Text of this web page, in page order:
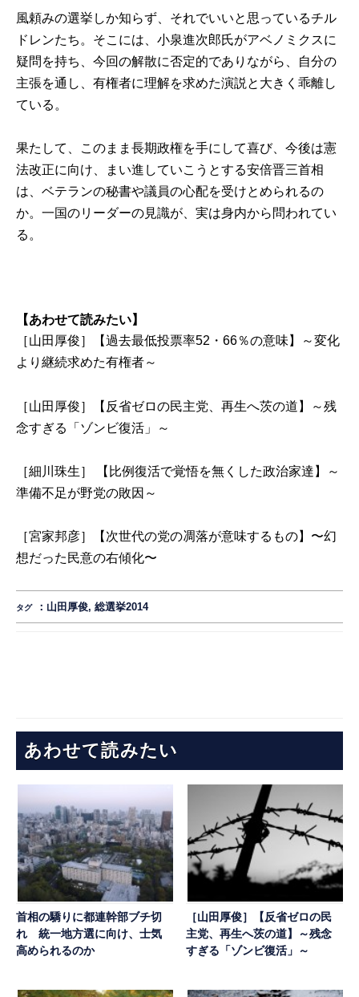
風頼みの選挙しか知らず、それでいいと思っているチル
ドレンたち。そこには、小泉進次郎氏がアベノミクスに
疑問を持ち、今回の解散に否定的でありながら、自分の
主張を通し、有権者に理解を求めた演説と大きく乖離し
ている。
果たして、このまま長期政権を手にして喜び、今後は憲
法改正に向け、まい進していこうとする安倍晋三首相
は、ベテランの秘書や議員の心配を受けとめられるの
か。一国のリーダーの見識が、実は身内から問われてい
る。
【あわせて読みたい】
［山田厚俊］【過去最低投票率52・66％の意味】～変化
より継続求めた有権者～
［山田厚俊］【反省ゼロの民主党、再生へ茨の道】～残
念すぎる「ゾンビ復活」～
［細川珠生］ 【比例復活で覚悟を無くした政治家達】～
準備不足が野党の敗因～
［宮家邦彦］【次世代の党の凋落が意味するもの】〜幻
想だった民意の右傾化〜
タグ ： 山田厚俊,総選挙2014
あわせて読みたい
首相の驕りに都連幹部ブチ切
れ 統一地方選に向け、士気
高められるのか
［山田厚俊］【反省ゼロの民
主党、再生へ茨の道】～残念
すぎる「ゾンビ復活」～